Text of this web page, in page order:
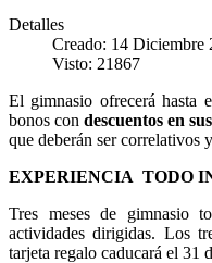
Detalles
Creado: 14 Diciembre
Visto: 21867
El gimnasio ofrecerá hasta
bonos con descuentos en
que deberán ser correlativos
EXPERIENCIA TODO
Tres meses de gimnasio
actividades dirigidas. Los
tarjeta regalo caducará el 31